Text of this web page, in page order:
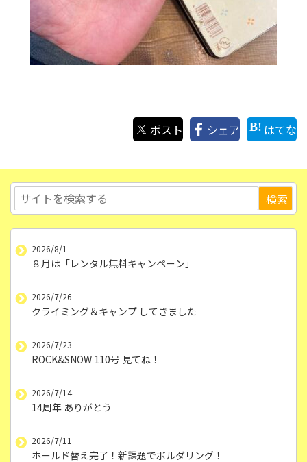
ポスト シェア はてな
2026/8/1
８月は「レンタル無料キャンペーン」
2026/7/26
クライミング＆キャンプ してきました
2026/7/23
ROCK&SNOW 110号 見てね！
2026/7/14
14周年 ありがとう
2026/7/11
ホールド替え完了！新課題でボルダリング！